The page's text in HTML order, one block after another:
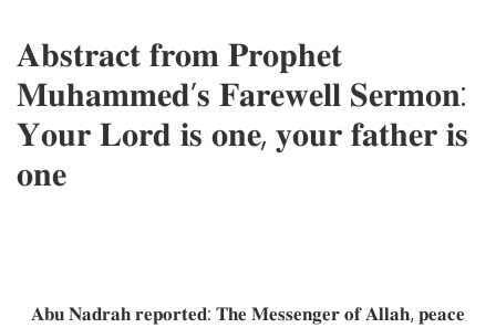
𝐀𝐛𝐬𝐭𝐫𝐚𝐜𝐭 𝐟𝐫𝐨𝐦 𝐏𝐫𝐨𝐩𝐡𝐞𝐭
𝐌𝐮𝐡𝐚𝐦𝐦𝐞𝐝’𝐬 𝐅𝐚𝐫𝐞𝐰𝐞𝐥𝐥 𝐒𝐞𝐫𝐦𝐨𝐧:
𝐘𝐨𝐮𝐫 𝐋𝐨𝐫𝐝 𝐢𝐬 𝐨𝐧𝐞, 𝐲𝐨𝐮𝐫 𝐟𝐚𝐭𝐡𝐞𝐫 𝐢𝐬
𝐨𝐧𝐞
𝐀𝐛𝐮 𝐍𝐚𝐝𝐫𝐚𝐡 𝐫𝐞𝐩𝐨𝐫𝐭𝐞𝐝: 𝐓𝐡𝐞 𝐌𝐞𝐬𝐬𝐞𝐧𝐠𝐞𝐫 𝐨𝐟 𝐀𝐥𝐥𝐚𝐡, 𝐩𝐞𝐚𝐜𝐞